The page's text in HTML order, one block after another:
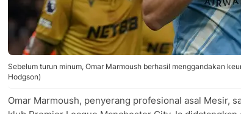
Sebelum turun minum, Omar Marmoush berhasil menggandakan
Hodgson)
Omar Marmoush, penyerang profesional asal Mesir,